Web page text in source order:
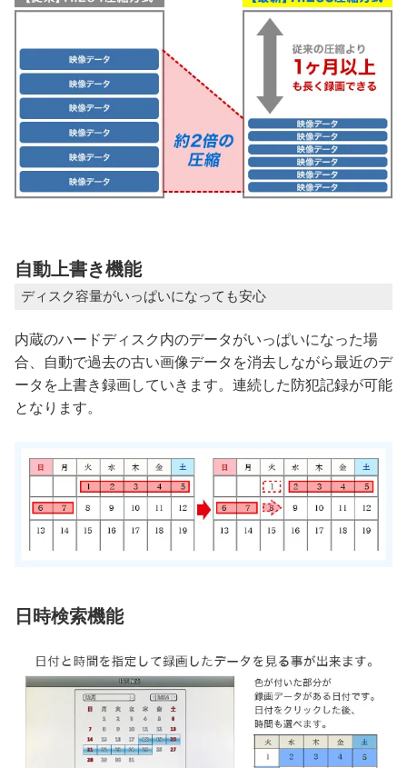
自動上書き機能
ディスク容量がいっぱいになっても安心
内蔵のハードディスク内のデータがいっぱいになった場
合、自動で過去の古い画像データを消去しながら最近のデ
ータを上書き録画していきます。連続した防犯記録が可能
となります。
日時検索機能